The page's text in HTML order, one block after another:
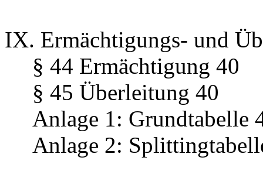
IX. Ermächtigungs- und
§ 44 Ermächtigung 40
§ 45 Überleitung 40
Anlage 1: Grundtabelle
Anlage 2: